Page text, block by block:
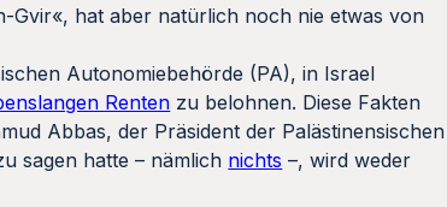
Gvir«, hat aber natürlich noch nie etwas von
Autonomiebehörde (PA), in Israel
Renten zu belohnen. Diese Fakten
Abbas, der Präsident der Palästinensischen
sagen hatte – nämlich nichts –, wird weder